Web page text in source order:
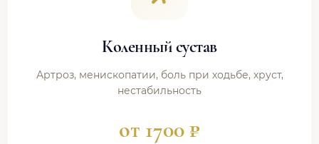
Коленный сустав
Артроз, менископатии, боль при ходьбе, хруст,
нестабильность
от 1700 ₽